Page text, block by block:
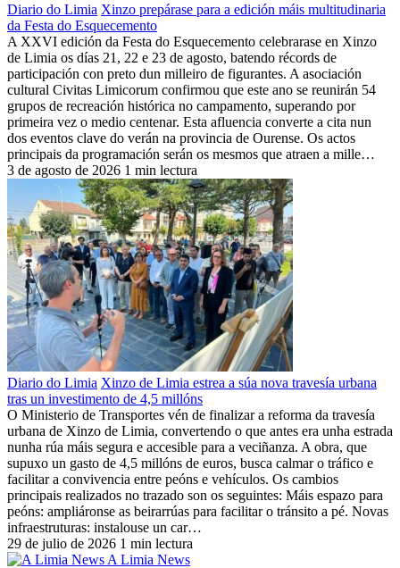
Diario do Limia Xinzo prepárase para a edición máis multitudinaria
da Festa do Esquecemento
A XXVI edición da Festa do Esquecemento celebrarase en Xinzo
de Limia os días 21, 22 e 23 de agosto, batendo récords de
participación con preto dun milleiro de figurantes. A asociación
cultural Civitas Limicorum confirmou que este ano se reunirán 54
grupos de recreación histórica no campamento, superando por
primeira vez o medio centenar. Esta afluencia converte a cita nun
dos eventos clave do verán na provincia de Ourense. Os actos
principais da programación serán os mesmos que atraen a mille…
3 de agosto de 2026 1 min lectura
Diario do Limia Xinzo de Limia estrea a súa nova travesía urbana
tras un investimento de 4,5 millóns
O Ministerio de Transportes vén de finalizar a reforma da travesía
urbana de Xinzo de Limia, convertendo o que antes era unha estrada
nunha rúa máis segura e accesible para a veciñanza. A obra, que
supuxo un gasto de 4,5 millóns de euros, busca calmar o tráfico e
facilitar a convivencia entre peóns e vehículos. Os cambios
principais realizados no trazado son os seguintes: Máis espazo para
peóns: ampliáronse as beirarrúas para facilitar o tránsito a pé. Novas
infraestruturas: instalouse un car…
29 de julio de 2026 1 min lectura
A Limia News